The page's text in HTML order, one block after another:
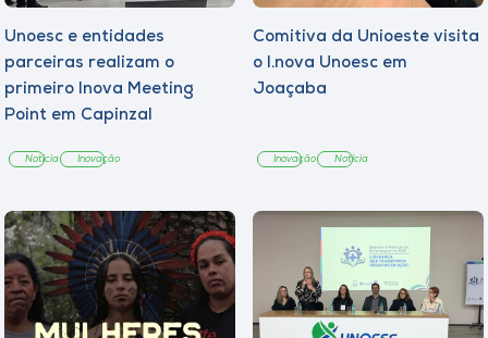
Unoesc e entidades
parceiras realizam o
primeiro Inova Meeting
Point em Capinzal
Notícia Inovação
Comitiva da Unioeste visita
o I.nova Unoesc em
Joaçaba
Inovação Notícia